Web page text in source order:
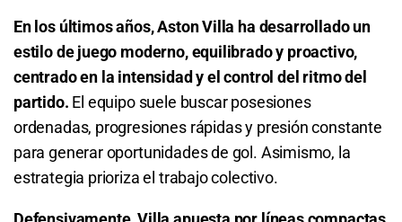
Total de Goles - Más de 4.5
6.30 S/ 63 S/ 53
Total de Goles - Menos de 4.5
S/ 1,40
Total de Goles - Más de 6.5
4.75 S/ 47,50 S/ 37,50
Total de Goles - Más de 2.5
1.62 S/ 16,20
Total de Goles - Menos de 2.5
En los últimos años, Aston Villa ha desarrollado un
estilo de juego moderno, equilibrado y proactivo,
centrado en la intensidad y el control del ritmo del
partido. El equipo suele buscar posesiones
ordenadas, progresiones rápidas y presión constante
para generar oportunidades de gol. Asimismo, la
estrategia prioriza el trabajo colectivo.